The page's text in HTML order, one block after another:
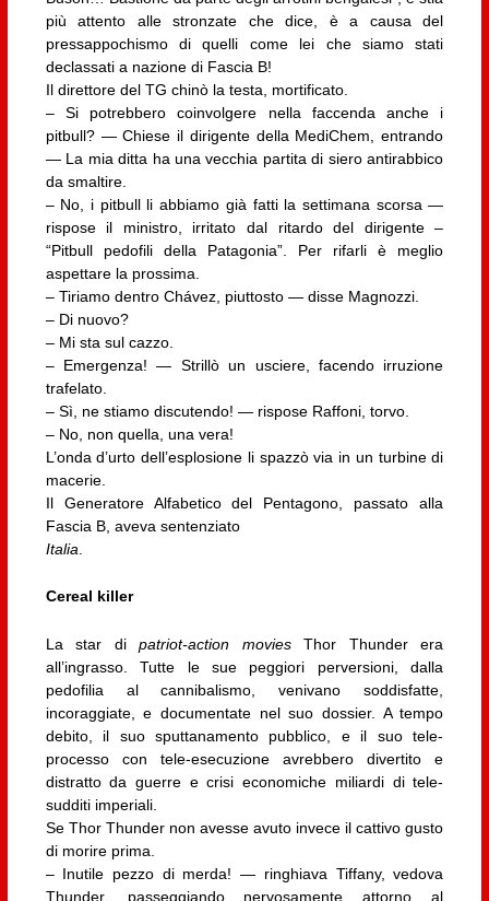
più attento alle stronzate che dice, è a causa del
pressappochismo di quelli come lei che siamo stati
declassati a nazione di Fascia B!
Il direttore del TG chinò la testa, mortificato.
– Si potrebbero coinvolgere nella faccenda anche i
pitbull? — Chiese il dirigente della MediChem, entrando
— La mia ditta ha una vecchia partita di siero antirabbico
da smaltire.
– No, i pitbull li abbiamo già fatti la settimana scorsa —
rispose il ministro, irritato dal ritardo del dirigente –
“Pitbull pedofili della Patagonia”. Per rifarli è meglio
aspettare la prossima.
– Tiriamo dentro Chávez, piuttosto — disse Magnozzi.
– Di nuovo?
– Mi sta sul cazzo.
– Emergenza! — Strillò un usciere, facendo irruzione
trafelato.
– Sì, ne stiamo discutendo! — rispose Raffoni, torvo.
– No, non quella, una vera!
L’onda d’urto dell’esplosione li spazzò via in un turbine di
macerie.
Il Generatore Alfabetico del Pentagono, passato alla
Fascia B, aveva sentenziato
Italia
Cereal killer
La star dipatriot-action moviesThor Thunder era
all’ingrasso. Tutte le sue peggiori perversioni, dalla
pedofilia al cannibalismo, venivano soddisfatte,
incoraggiate, e documentate nel suo dossier. A tempo
debito, il suo sputtanamento pubblico, e il suo tele-
processo con tele-esecuzione avrebbero divertito e
distratto da guerre e crisi economiche miliardi di tele-
sudditi imperiali.
Se Thor Thunder non avesse avuto invece il cattivo gusto
di morire prima.
– Inutile pezzo di merda! — ringhiava Tiffany, vedova
Thunder, passeggiando nervosamente attorno al